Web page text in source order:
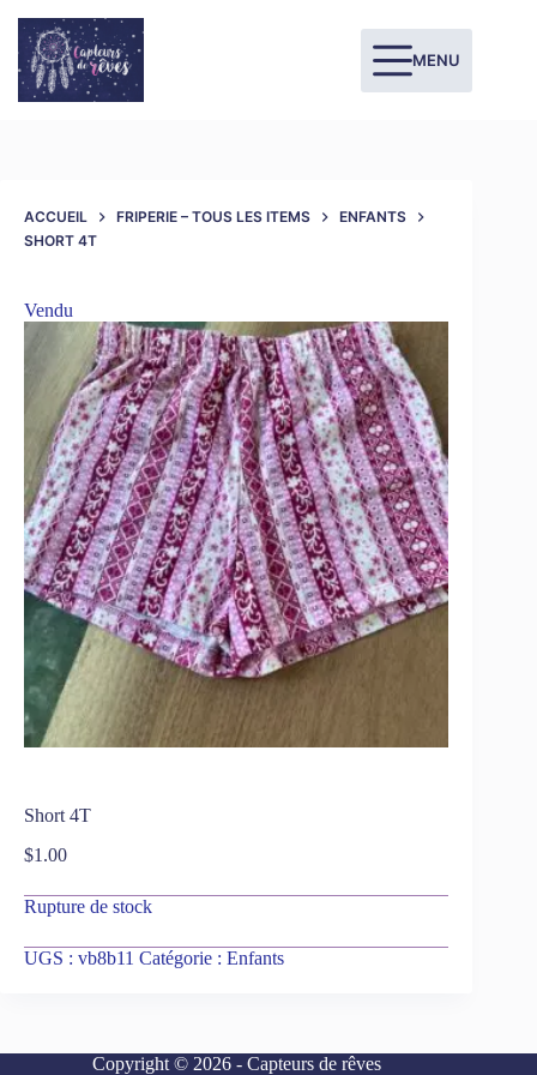
MENU
ACCUEIL FRIPERIE – TOUS LES ITEMS
ENFANTS
SHORT 4T
Vendu
Short 4T
$1.00
Rupture de stock
UGS : vb8b11 Catégorie : Enfants
Copyright © 2026 - Capteurs de rêves